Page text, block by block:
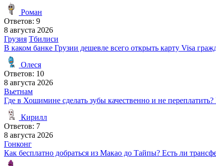
Роман
Ответов: 9
8 августа 2026
Грузия Тбилиси
В каком банке Грузии дешевле всего открыть карту Visa
Олеся
Ответов: 10
8 августа 2026
Вьетнам
Где в Хошимине сделать зубы качественно и не
Кирилл
Ответов: 7
8 августа 2026
Гонконг
Как бесплатно добраться из Макао до Тайпы? Есть ли